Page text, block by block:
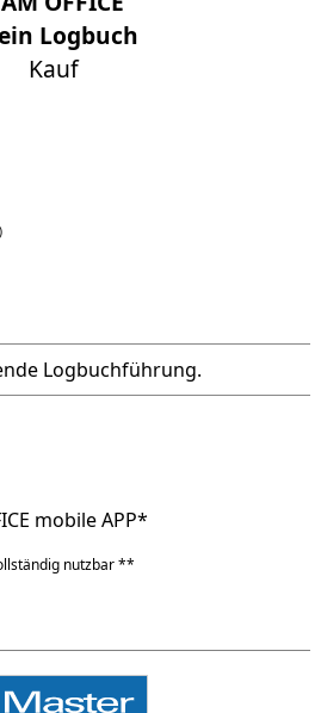
Logbuch
Kauf
)
Logbuchführung.
mobile APP*
nutzbar **